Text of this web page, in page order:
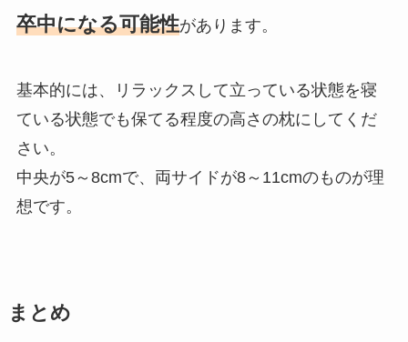
卒中になる可能性があります。
基本的には、リラックスして立っている状態を寝
ている状態でも保てる程度の高さの枕にしてくだ
さい。
中央が5～8cmで、両サイドが8～11cmのものが理
想です。
まとめ